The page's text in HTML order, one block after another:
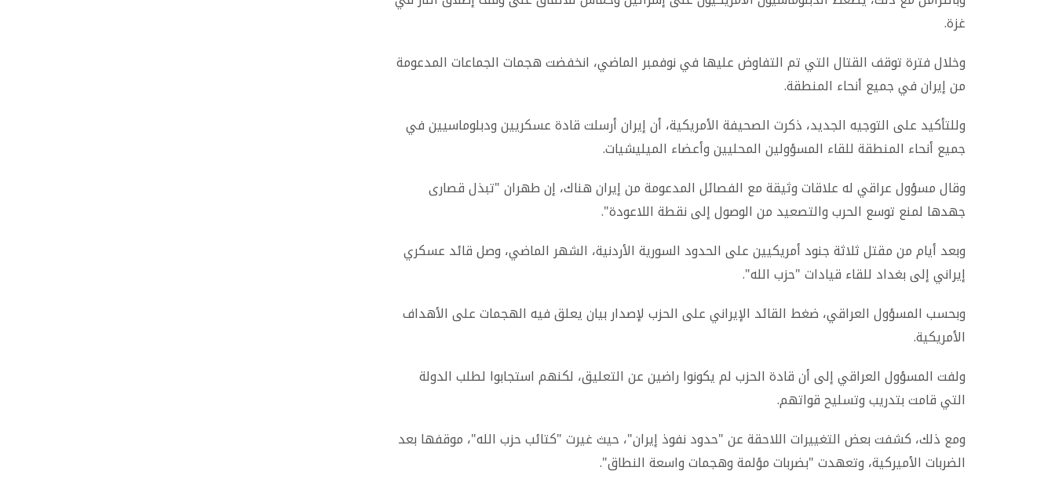
غزة.
وخلال فترة توقف القتال التي تم التفاوض عليها في نوفمبر الماضي، انخفضت هجمات الجماعات المدعومة
من إيران في جميع أنحاء المنطقة.
وللتأكيد على التوجيه الجديد، ذكرت الصحيفة الأمريكية، أن إيران أرسلت قادة عسكريين ودبلوماسيين في
جميع أنحاء المنطقة للقاء المسؤولين المحليين وأعضاء الميليشيات.
وقال مسؤول عراقي له علاقات وثيقة مع الفصائل المدعومة من إيران هناك، إن طهران "تبذل قصارى
جهدها لمنع توسع الحرب والتصعيد من الوصول إلى نقطة اللاعودة".
وبعد أيام من مقتل ثلاثة جنود أمريكيين على الحدود السورية الأردنية، الشهر الماضي، وصل قائد عسكري
إيراني إلى بغداد للقاء قيادات "حزب الله".
وبحسب المسؤول العراقي، ضغط القائد الإيراني على الحزب لإصدار بيان يعلق فيه الهجمات على الأهداف
الأمريكية.
ولفت المسؤول العراقي إلى أن قادة الحزب لم يكونوا راضين عن التعليق، لكنهم استجابوا لطلب الدولة
التي قامت بتدريب وتسليح قواتهم.
ومع ذلك، كشفت بعض التغييرات اللاحقة عن "حدود نفوذ إيران"، حيث غيرت "كتائب حزب الله"، موقفها بعد
الضربات الأميركية، وتعهدت "بضربات مؤلمة وهجمات واسعة النطاق".